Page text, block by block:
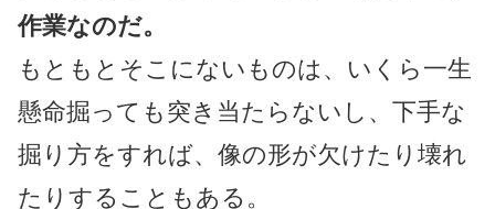
作業なのだ。
もともとそこにないものは、いくら一生
懸命掘っても突き当たらないし、下手な
掘り方をすれば、像の形が欠けたり壊れ
たりすることもある。